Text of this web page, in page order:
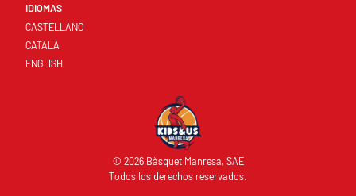
IDIOMAS
CASTELLANO
CATALÀ
ENGLISH
© 2026 Bàsquet Manresa, SAE
Todos los derechos reservados.